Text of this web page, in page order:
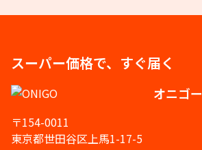
スーパー価格で、すぐ届く
オニゴー
〒154-0011
東京都世田谷区上馬1-17-5